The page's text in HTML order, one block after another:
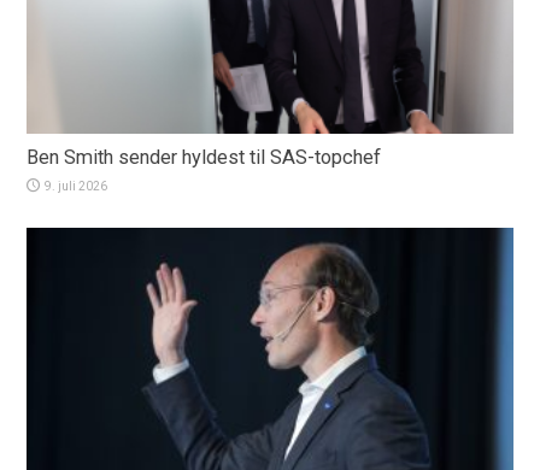
Ben Smith sender hyldest til SAS-topchef
9. juli 2026